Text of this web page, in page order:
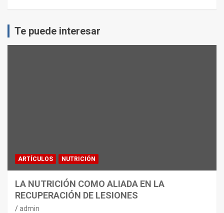
Te puede interesar
ARTÍCULOS NUTRICIÓN
LA NUTRICIÓN COMO ALIADA EN LA
RECUPERACIÓN DE LESIONES
admin